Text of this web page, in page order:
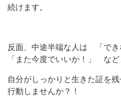
続けます。
反面、中途半端な人は 「で
「また今度でいいか！」 など
自分がしっかりと生きた証を
行動しませんか？！